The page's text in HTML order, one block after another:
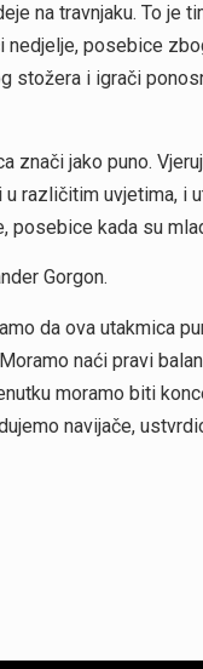
na travnjaku. To je
posebice
stožera i igrači
znači jako puno.
različitim uvjetima, i
kada su
Gorgon.
da ova utakmica
naći pravi
moramo biti
navijače,